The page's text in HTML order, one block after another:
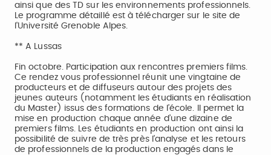
ainsi que des TD sur les environnements professionnels.
Le programme détaillé est à télécharger sur le site de
l'Université Grenoble Alpes.
** A Lussas
Fin octobre. Participation aux rencontres premiers films.
Ce rendez vous professionnel réunit une vingtaine de
producteurs et de diffuseurs autour des projets des
jeunes auteurs (notamment les étudiants en réalisation
du Master) issus des formations de l’école. Il permet la
mise en production chaque année d’une dizaine de
premiers films. Les étudiants en production ont ainsi la
possibilité de suivre de très près l’analyse et les retours
de professionnels de la production engagés dans le